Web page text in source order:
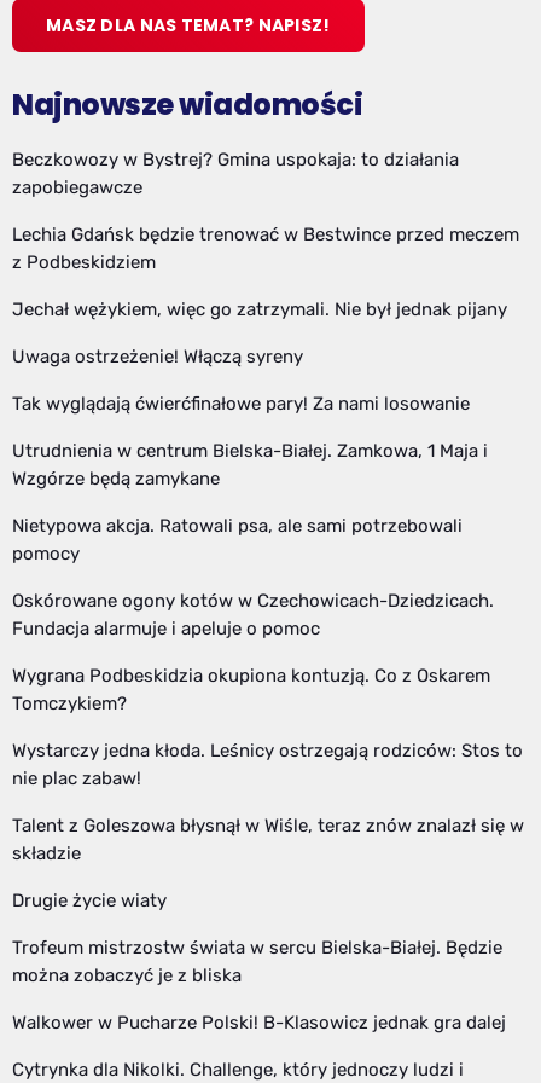
MASZ DLA NAS TEMAT? NAPISZ!
Najnowsze wiadomości
Beczkowozy w Bystrej? Gmina uspokaja: to działania
zapobiegawcze
Lechia Gdańsk będzie trenować w Bestwince przed meczem
z Podbeskidziem
Jechał wężykiem, więc go zatrzymali. Nie był jednak pijany
Uwaga ostrzeżenie! Włączą syreny
Tak wyglądają ćwierćfinałowe pary! Za nami losowanie
Utrudnienia w centrum Bielska-Białej. Zamkowa, 1 Maja i
Wzgórze będą zamykane
Nietypowa akcja. Ratowali psa, ale sami potrzebowali
pomocy
Oskórowane ogony kotów w Czechowicach-Dziedzicach.
Fundacja alarmuje i apeluje o pomoc
Wygrana Podbeskidzia okupiona kontuzją. Co z Oskarem
Tomczykiem?
Wystarczy jedna kłoda. Leśnicy ostrzegają rodziców: Stos to
nie plac zabaw!
Talent z Goleszowa błysnął w Wiśle, teraz znów znalazł się w
składzie
Drugie życie wiaty
Trofeum mistrzostw świata w sercu Bielska-Białej. Będzie
można zobaczyć je z bliska
Walkower w Pucharze Polski! B-Klasowicz jednak gra dalej
Cytrynka dla Nikolki. Challenge, który jednoczy ludzi i